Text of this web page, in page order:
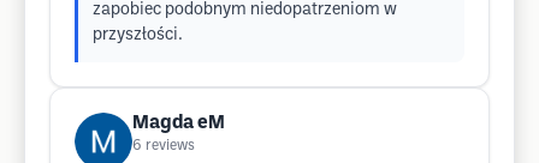
zapobiec podobnym niedopatrzeniom w
przyszłości.
Magda eM
6 reviews